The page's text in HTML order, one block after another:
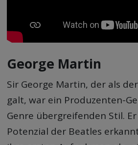
George Martin
Sir George Martin, der als
galt, war ein Produzenten-
Genre übergreifenden Stil.
Potenzial der Beatles